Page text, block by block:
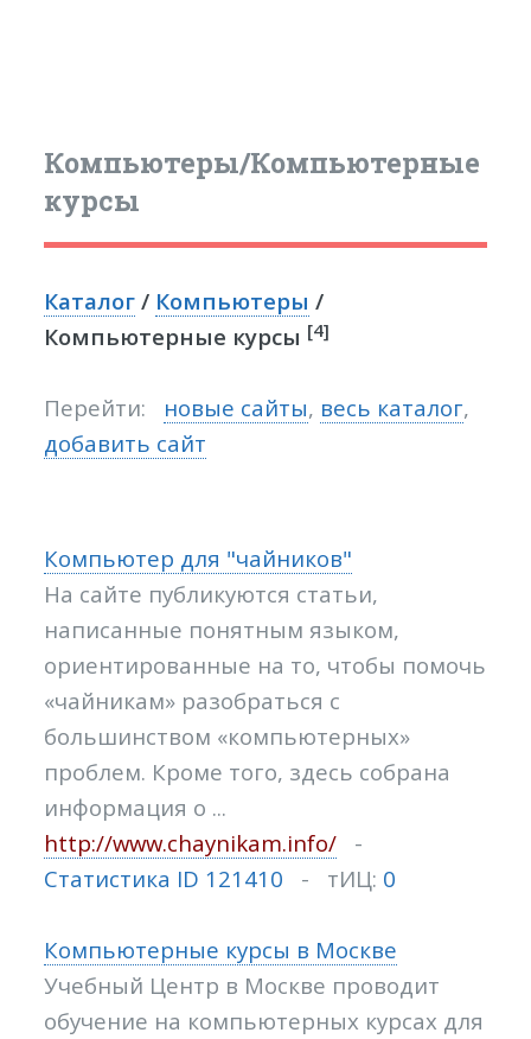
Компьютеры/Компьютерные
курсы
Каталог / Компьютеры /
Компьютерные курсы [4]
Перейти: новые сайты, весь каталог,
добавить сайт
Компьютер для "чайников"
На сайте публикуются статьи,
написанные понятным языком,
ориентированные на то, чтобы помочь
«чайникам» разобраться с
большинством «компьютерных»
проблем. Кроме того, здесь собрана
информация о ...
http://www.chaynikam.info/ -
Статистика ID 121410 - тИЦ: 0
Компьютерные курсы в Москве
Учебный Центр в Москве проводит
обучение на компьютерных курсах для